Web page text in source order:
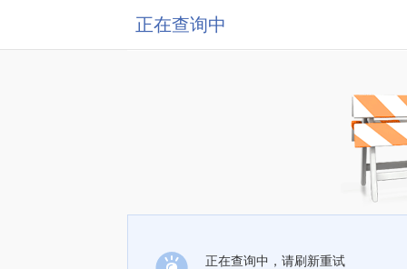
正在查询中
正在查询中，请刷新重试